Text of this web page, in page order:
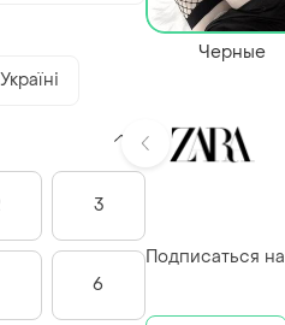
Черные
Подписаться
3
6